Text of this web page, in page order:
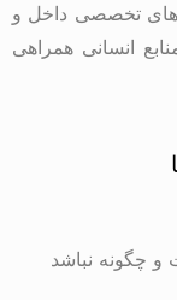
داخل و
همراهی